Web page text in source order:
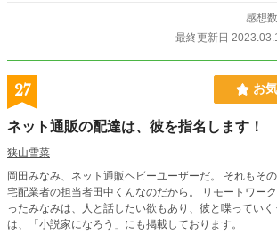
感想
最終更新日
27 お
ネット通販の配達は、彼を指名します！
狭山雪菜
岡田みなみ、ネット通販ヘビーユーザーだ。 それもそ
宅配業者の担当者田中くんなのだから。 リモートワー
ったみなみは、人と話したい欲もあり、彼と喋っていくうちに… こ
は、「小説家になろう」にも掲載しております。